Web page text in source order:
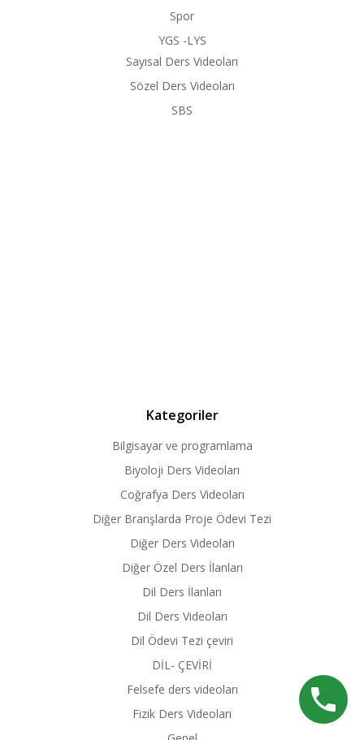
Spor
YGS -LYS
Sayısal Ders Videoları
Sözel Ders Videoları
SBS
Kategoriler
Bilgisayar ve programlama
Biyoloji Ders Videoları
Coğrafya Ders Videoları
Diğer Branşlarda Proje Ödevi Tezi
Diğer Ders Videoları
Diğer Özel Ders İlanları
Dil Ders İlanları
Dil Ders Videoları
Dil Ödevi Tezi çeviri
DİL- ÇEVİRİ
Felsefe ders videoları
Fizik Ders Videoları